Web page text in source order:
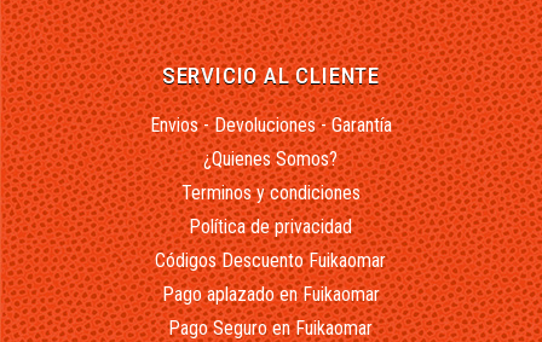
SERVICIO AL CLIENTE
Envios - Devoluciones - Garantía
¿Quienes Somos?
Terminos y condiciones
Política de privacidad
Códigos Descuento Fuikaomar
Pago aplazado en Fuikaomar
Pago Seguro en Fuikaomar